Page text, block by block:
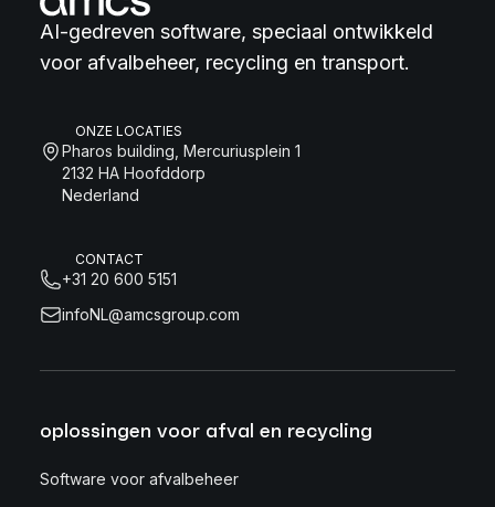
AI-gedreven software, speciaal ontwikkeld
voor afvalbeheer, recycling en transport.
ONZE LOCATIES
Pharos building, Mercuriusplein 1
2132 HA Hoofddorp
Nederland
CONTACT
+31 20 600 5151
infoNL@amcsgroup.com
oplossingen voor afval en recycling
Software voor afvalbeheer